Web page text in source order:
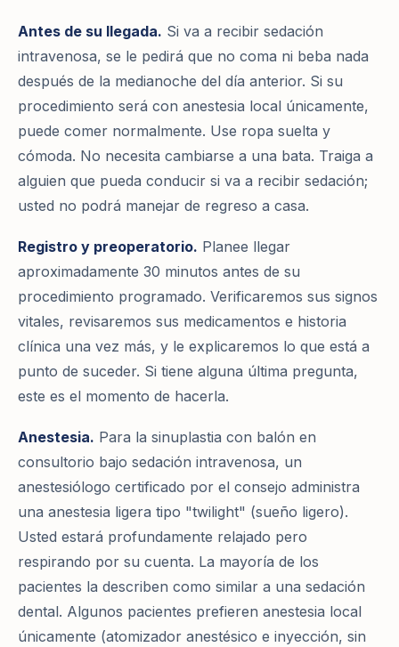
Antes de su llegada. Si va a recibir sedación
intravenosa, se le pedirá que no coma ni beba nada
después de la medianoche del día anterior. Si su
procedimiento será con anestesia local únicamente,
puede comer normalmente. Use ropa suelta y
cómoda. No necesita cambiarse a una bata. Traiga a
alguien que pueda conducir si va a recibir sedación;
usted no podrá manejar de regreso a casa.
Registro y preoperatorio. Planee llegar
aproximadamente 30 minutos antes de su
procedimiento programado. Verificaremos sus signos
vitales, revisaremos sus medicamentos e historia
clínica una vez más, y le explicaremos lo que está a
punto de suceder. Si tiene alguna última pregunta,
este es el momento de hacerla.
Anestesia. Para la sinuplastia con balón en
consultorio bajo sedación intravenosa, un
anestesiólogo certificado por el consejo administra
una anestesia ligera tipo "twilight" (sueño ligero).
Usted estará profundamente relajado pero
respirando por su cuenta. La mayoría de los
pacientes la describen como similar a una sedación
dental. Algunos pacientes prefieren anestesia local
únicamente (atomizador anestésico e inyección, sin